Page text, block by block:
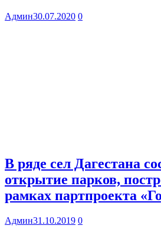
Админ30.07.2020 0
В ряде сел Дагестана
открытие парков,
рамках партпроекта
Админ31.10.2019 0